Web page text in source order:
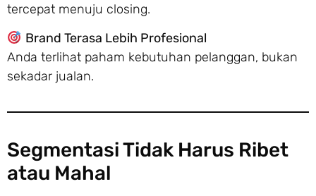
tercepat menuju closing.
Brand Terasa Lebih Profesional
Anda terlihat paham kebutuhan pelanggan, bukan
sekadar jualan.
Segmentasi Tidak Harus Ribet
atau Mahal